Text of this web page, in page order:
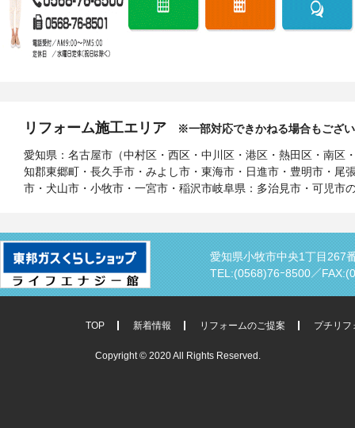
リフォーム施工エリア ※一部対応できかねる場合もござ
愛知県：名古屋市（中村区・西区・中川区・港区・熱田区・南
知郡東郷町・長久手市・みよし市・東海市・日進市・豊明市・
市・犬山市・小牧市・一宮市・稲沢市岐阜県：多治見市・可児市
愛知県小牧市中央1丁目267
TEL:(0568)76ｰ8500／
TOP 新着情報 リフォームのご提案 プチリフ
Copyright © 2020 All Rights Reserved.